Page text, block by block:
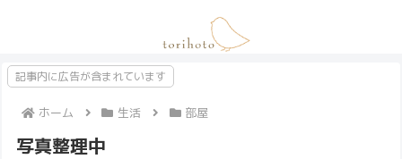
記事内に広告が含まれています
ホーム 生活 部屋
写真整理中